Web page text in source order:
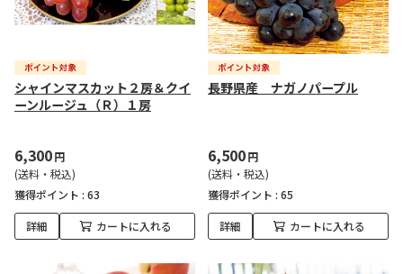
シャインマスカット２房＆クイ
ーンルージュ（Ｒ）１房
6,300円
(送料・税込)
獲得ポイント : 63
詳細 カートに入れる
長野県産 ナガノパープル
6,500円
(送料・税込)
獲得ポイント : 65
詳細 カートに入れる